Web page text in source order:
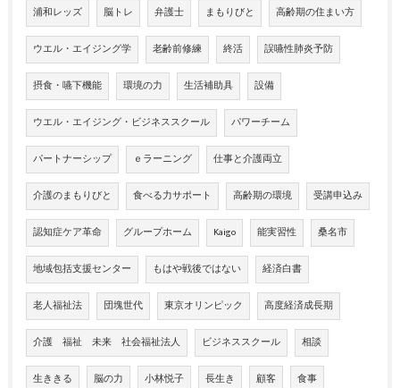
浦和レッズ 脳トレ 弁護士 まもりびと 高齢期の住まい方
ウエル・エイジング学 老齢前修練 終活 誤嚥性肺炎予防
摂食・嚥下機能 環境の力 生活補助具 設備
ウエル・エイジング・ビジネススクール パワーチーム
パートナーシップ ｅラーニング 仕事と介護両立
介護のまもりびと 食べる力サポート 高齢期の環境 受講申込み
認知症ケア革命 グループホーム Kaigo 能実習性 桑名市
地域包括支援センター もはや戦後ではない 経済白書
老人福祉法 団塊世代 東京オリンピック 高度経済成長期
介護 福祉 未来 社会福祉法人 ビジネススクール 相談
生ききる 脳の力 小林悦子 長生き 顧客 食事